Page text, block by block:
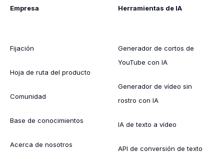
Empresa
Fijación
Hoja de ruta del producto
Comunidad
Base de conocimientos
Acerca de nosotros
Herramientas de IA
Generador de cortos de
YouTube con IA
Generador de vídeo sin
rostro con IA
IA de texto a vídeo
API de conversión de texto